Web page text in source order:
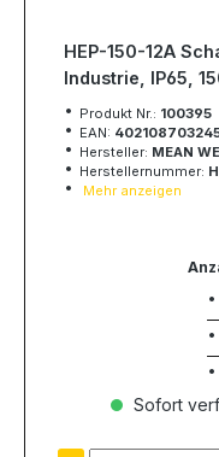
HEP-150-12A
Industrie, IP65,
MEAN WELL
Produkt Nr.: 100395
EAN:
Hersteller: MEAN
Herstellernummer:
Mehr anzeigen
Sofort